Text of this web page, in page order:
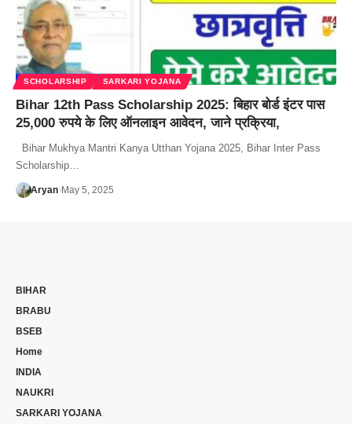
SCHOLARSHIP SARKARI YOJANA
Bihar 12th Pass Scholarship 2025: बिहार बोर्ड इंटर पास
25,000 रुपये के लिए ऑनलाइन आवेदन, जाने प्रक्रिया,
Bihar Mukhya Mantri Kanya Utthan Yojana 2025, Bihar Inter Pass
Scholarship…
Aryan May 5, 2025
BIHAR
BRABU
BSEB
Home
INDIA
NAUKRI
SARKARI YOJANA